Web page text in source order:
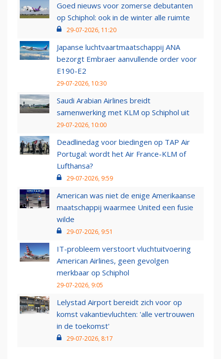
Goed nieuws voor zomerse debutanten
op Schiphol: ook in de winter alle ruimte
29-07-2026, 11:20
Japanse luchtvaartmaatschappij ANA
bezorgt Embraer aanvullende order voor
E190-E2
29-07-2026, 10:30
Saudi Arabian Airlines breidt
samenwerking met KLM op Schiphol uit
29-07-2026, 10:00
Deadlinedag voor biedingen op TAP Air
Portugal: wordt het Air France-KLM of
Lufthansa?
29-07-2026, 9:59
American was niet de enige Amerikaanse
maatschappij waarmee United een fusie
wilde
29-07-2026, 9:51
IT-probleem verstoort vluchtuitvoering
American Airlines, geen gevolgen
merkbaar op Schiphol
29-07-2026, 9:05
Lelystad Airport bereidt zich voor op
komst vakantievluchten: 'alle vertrouwen
in de toekomst'
29-07-2026, 8:17